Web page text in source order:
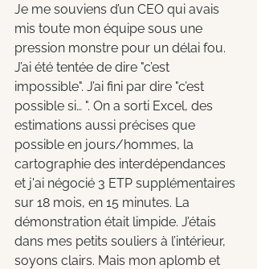
Je me souviens d’un CEO qui avais
mis toute mon équipe sous une
pression monstre pour un délai fou.
J’ai été tentée de dire "c’est
impossible". J’ai fini par dire "c’est
possible si… ". On a sorti Excel, des
estimations aussi précises que
possible en jours/hommes, la
cartographie des interdépendances
et j'ai négocié 3 ETP supplémentaires
sur 18 mois, en 15 minutes. La
démonstration était limpide. J’étais
dans mes petits souliers à l’intérieur,
soyons clairs. Mais mon aplomb et